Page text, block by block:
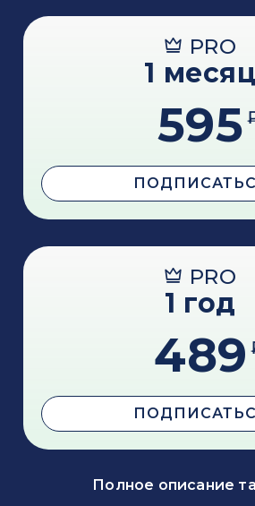
PRO
1 месяц
595
PRO
1 год
489
Полное описание